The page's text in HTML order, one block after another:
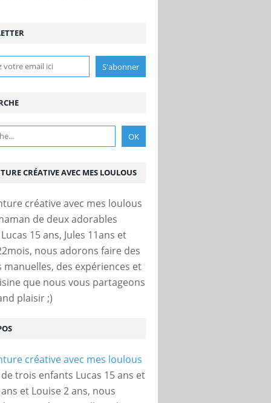
CRÉATIVE AVEC MES LOULOUS
de deux adorables
15 ans, Jules 11ans et
nous adorons faire des
manuelles, des expériences et
que nous vous partageons
plaisir ;)
trois enfants Lucas 15 ans et
ans et Louise 2 ans, nous